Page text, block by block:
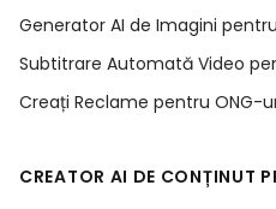
Generator AI de Imagini
Subtitrare Automată Video
Creați Reclame pentru ONG-
CREATOR AI DE CONȚINUT